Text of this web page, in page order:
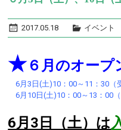
2017.05.18 イベント
★６月のオー
6月3日(土)10：00～11：30（
6月10日(土)10：00～13：00（
6月3日（土）は